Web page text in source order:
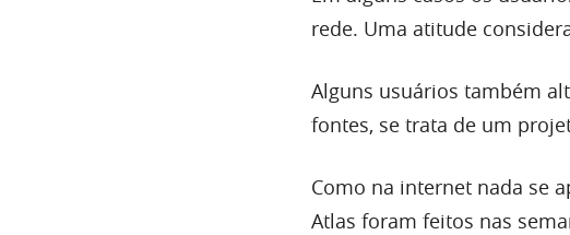
rede. Uma atitude
Alguns usuários também
fontes, se trata de um
Como na internet nada se
Atlas foram feitos nas